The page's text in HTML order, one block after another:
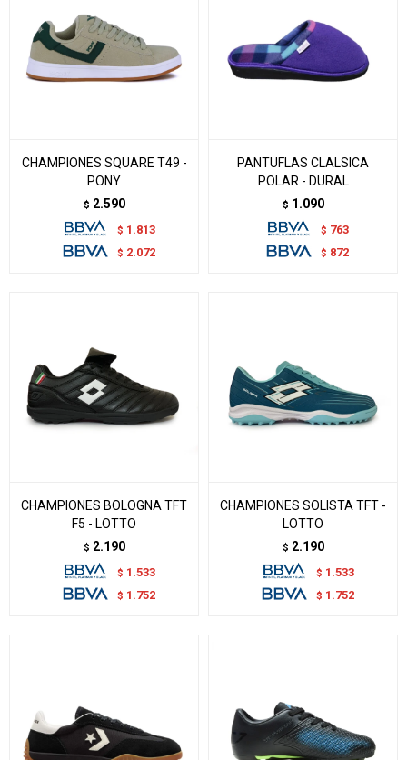
CHAMPIONES SQUARE T49 -
PONY
$ 2.590
$ 1.813
$ 2.072
PANTUFLAS CLALSICA
POLAR - DURAL
$ 1.090
$ 763
$ 872
CHAMPIONES BOLOGNA TFT
F5 - LOTTO
$ 2.190
$ 1.533
$ 1.752
CHAMPIONES SOLISTA TFT -
LOTTO
$ 2.190
$ 1.533
$ 1.752